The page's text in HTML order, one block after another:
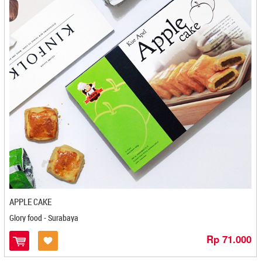
Golden Bell - Bandung
Graha Macarina - Jember
Graha Otak Otak - Pangkal Pinang
Griya Pecel 276 - Kediri
Gryshufa - Bekasi
Gudang Madu - Depok
Gudeg Bu Lies - Yogyakarta
Gudeg Bu Tjitro - Yogyakarta
Gudeg Manggar Bu Tinur - Yogyakarta
GUDEG YU DJUM - Yogyakarta
Gula Semut Aren Berkah Buluh Awar - Medan
Hafa Esa Bolu Gulung - Medan
Hafara Honey - Cirebon
Halifa Cimilikitiw - Banjarmasin
Halo Oma - Cilegon
HD RASA - Cilegon
Healthy Sweet Nukita Food - Bandung
APPLE CAKE
Glory food - Surabaya
Rp 71.000